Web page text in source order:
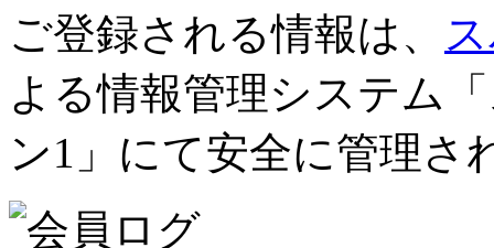
います。
お客様は、ブラウザ（閲覧ソフ
クッキーの受取りを拒否したり
ったとき警告を表示させたりで
果、サービスの全部又は一部が
ることがあります。
ご登録される情報は、
よる情報管理システム
ン1」にて安全に管理さ